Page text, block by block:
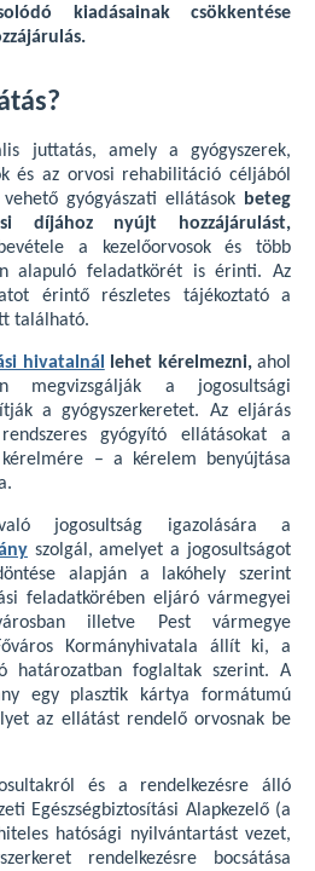
kiadásainak csökkentése
juttatás, amely a gyógyszerek,
és az orvosi rehabilitáció céljából
gyógyászati ellátások beteg
díjához nyújt hozzájárulást,
a kezelőorvosok és több
alapuló feladatkörét is érinti. Az
érintő részletes tájékoztató a
található.
hivatalnál lehet kérelmezni,ahol
megvizsgálják a jogosultsági
a gyógyszerkeretet. Az eljárás
gyógyító ellátásokat a
kérelmére – a kérelem benyújtása
jogosultság igazolására a
szolgál, amelyet a jogosultságot
alapján a lakóhely szerint
feladatkörében eljáró vármegyei
illetve Pest vármegye
Kormányhivatala állít ki, a
határozatban foglaltak szerint. A
egy plasztik kártya formátumú
az ellátást rendelő orvosnak be
és a rendelkezésre álló
Egészségbiztosítási Alapkezelő (a
hatósági nyilvántartást vezet,
rendelkezésre bocsátása